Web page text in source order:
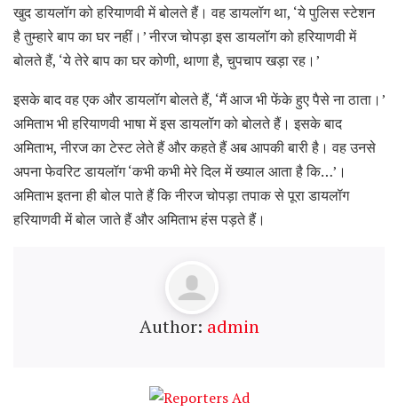
खुद डायलॉग को हरियाणवी में बोलते हैं। वह डायलॉग था, ‘ये पुलिस स्टेशन
है तुम्हारे बाप का घर नहीं।’ नीरज चोपड़ा इस डायलॉग को हरियाणवी में
बोलते हैं, ‘ये तेरे बाप का घर कोणी, थाणा है, चुपचाप खड़ा रह।’
इसके बाद वह एक और डायलॉग बोलते हैं, ‘मैं आज भी फेंके हुए पैसे ना ठाता।’
अमिताभ भी हरियाणवी भाषा में इस डायलॉग को बोलते हैं। इसके बाद
अमिताभ, नीरज का टेस्ट लेते हैं और कहते हैं अब आपकी बारी है। वह उनसे
अपना फेवरिट डायलॉग ‘कभी कभी मेरे दिल में ख्याल आता है कि…’।
अमिताभ इतना ही बोल पाते हैं कि नीरज चोपड़ा तपाक से पूरा डायलॉग
हरियाणवी में बोल जाते हैं और अमिताभ हंस पड़ते हैं।
Author: admin